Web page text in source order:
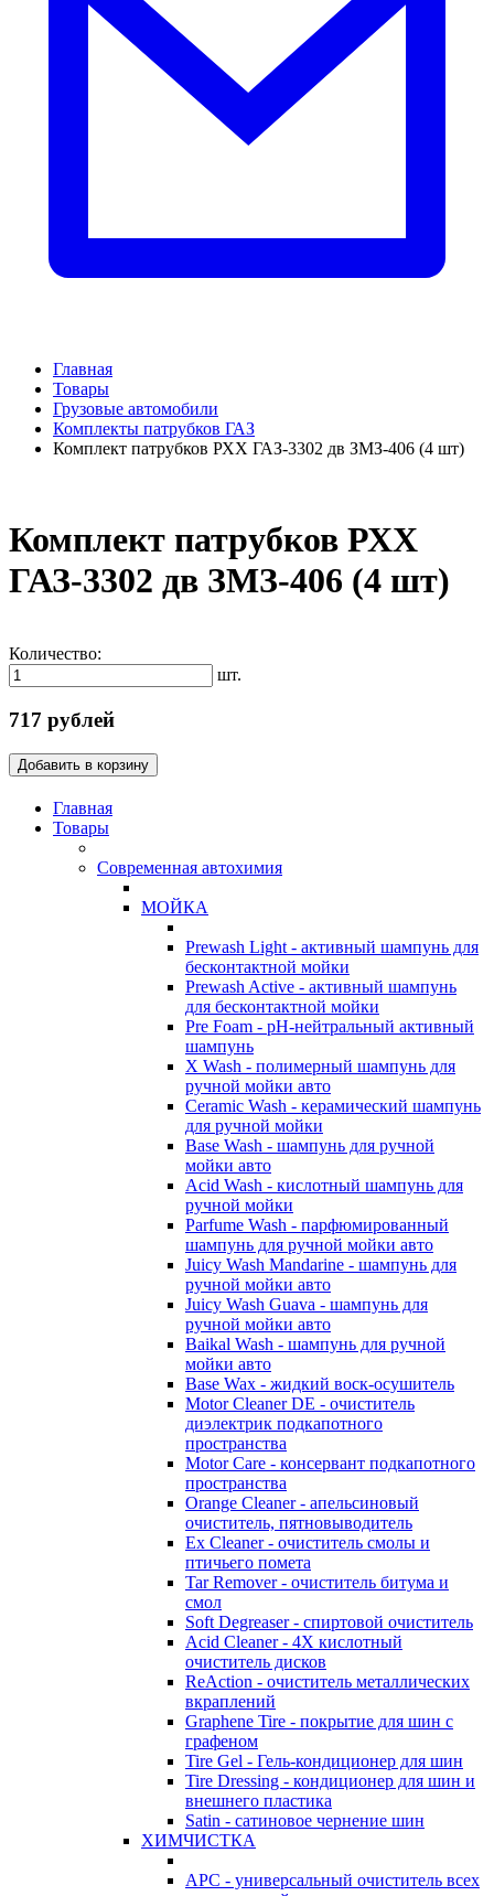
Главная
Товары
Грузовые автомобили
Комплекты патрубков ГАЗ
Комплект патрубков РХХ ГАЗ-3302 дв ЗМЗ-406 (4 шт)
Комплект патрубков РХХ
ГАЗ-3302 дв ЗМЗ-406 (4 шт)
Количество:
шт.
717 рублей
Добавить в корзину
Главная
Товары
Современная автохимия
МОЙКА
Prewash Light - активный шампунь для
бесконтактной мойки
Prewash Active - активный шампунь
для бесконтактной мойки
Pre Foam - pH-нейтральный активный
шампунь
X Wash - полимерный шампунь для
ручной мойки авто
Ceramic Wash - керамический шампунь
для ручной мойки
Base Wash - шампунь для ручной
мойки авто
Acid Wash - кислотный шампунь для
ручной мойки
Parfume Wash - парфюмированный
шампунь для ручной мойки авто
Juicy Wash Mandarine - шампунь для
ручной мойки авто
Juicy Wash Guava - шампунь для
ручной мойки авто
Baikal Wash - шампунь для ручной
мойки авто
Base Wax - жидкий воск-осушитель
Motor Cleaner DE - очиститель
диэлектрик подкапотного
пространства
Motor Care - консервант подкапотного
пространства
Orange Cleaner - апельсиновый
очиститель, пятновыводитель
Ex Cleaner - очиститель смолы и
птичьего помета
Tar Remover - очиститель битума и
смол
Soft Degreaser - спиртовой очиститель
Acid Cleaner - 4Х кислотный
очиститель дисков
ReAction - очиститель металлических
вкраплений
Graphene Tire - покрытие для шин с
графеном
Tire Gel - Гель-кондиционер для шин
Tire Dressing - кондиционер для шин и
внешнего пластика
Satin - сатиновое чернение шин
ХИМЧИСТКА
APC - универсальный очиститель всех